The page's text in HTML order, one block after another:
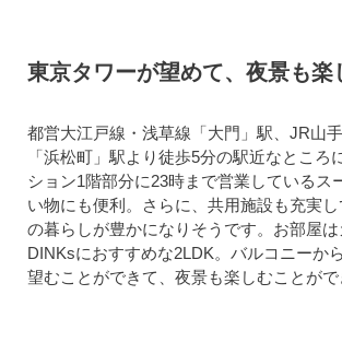
東京タワーが望めて、夜景も楽
都営大江戸線・浅草線「大門」駅、JR山
「浜松町」駅より徒歩5分の駅近なところ
ション1階部分に23時まで営業しているス
い物にも便利。さらに、共用施設も充実
の暮らしが豊かになりそうです。お部屋
DINKsにおすすめな2LDK。バルコニーか
望むことができて、夜景も楽しむことがで